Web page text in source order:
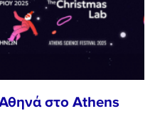
στο Athens